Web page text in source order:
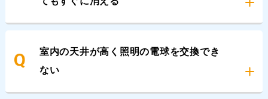
室内の天井が高く照明の電球を交換でき
ない